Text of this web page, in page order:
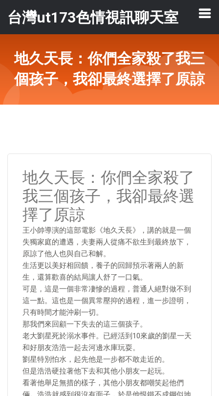
台灣ut173色情視訊聊天室
地久天長：你們全家殺了我三
個孩子，我卻最終選擇了原諒
地久天長：你們全家殺了
我三個孩子，我卻最終選
擇了原諒
王小帥導演的這部電影《地久天長》，講的就是一個
失獨家庭的遭遇，夫妻兩人從痛不欲生到最終放下，
原諒了他人也與自己和解。
生活更以美好相回饋，養子的回歸預示著兩人的新
生，還算歡喜的結局讓人舒了一口氣。
可是，這是一個非常凄慘的過程，普通人絕對做不到
這一點。這也是一個異常壓抑的過程，進一步證明，
只有時間才能沖刷一切。
那我們來回顧一下失去的這三個孩子。
老大劉星死於溺水事件。已經活到10來歲的劉星一天
和好朋友浩浩一起去河邊水庫玩耍。
劉星特別怕水，起先他是一步都不敢走近的。
但是浩浩硬拉著他下去和其他小朋友一起玩。
看著他舉足無措的樣子，其他小朋友都嘲笑起他們